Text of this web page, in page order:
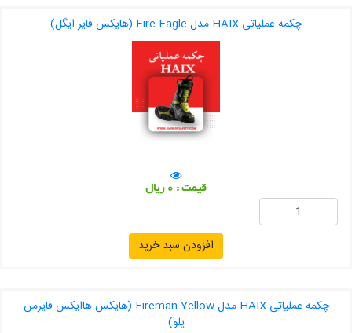
چکمه عملیاتی HAIX مدل Fire Eagle (هایکس فایر ایگل)
قیمت : 0 ریال
افزودن سبد خرید
چکمه عملیاتی HAIX مدل Fireman Yellow (هایکس هاایکس فایرمن
یلو)